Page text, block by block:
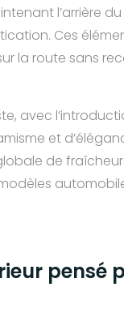
l’arrière
Ces
la route sans
avec
et
de
pensé